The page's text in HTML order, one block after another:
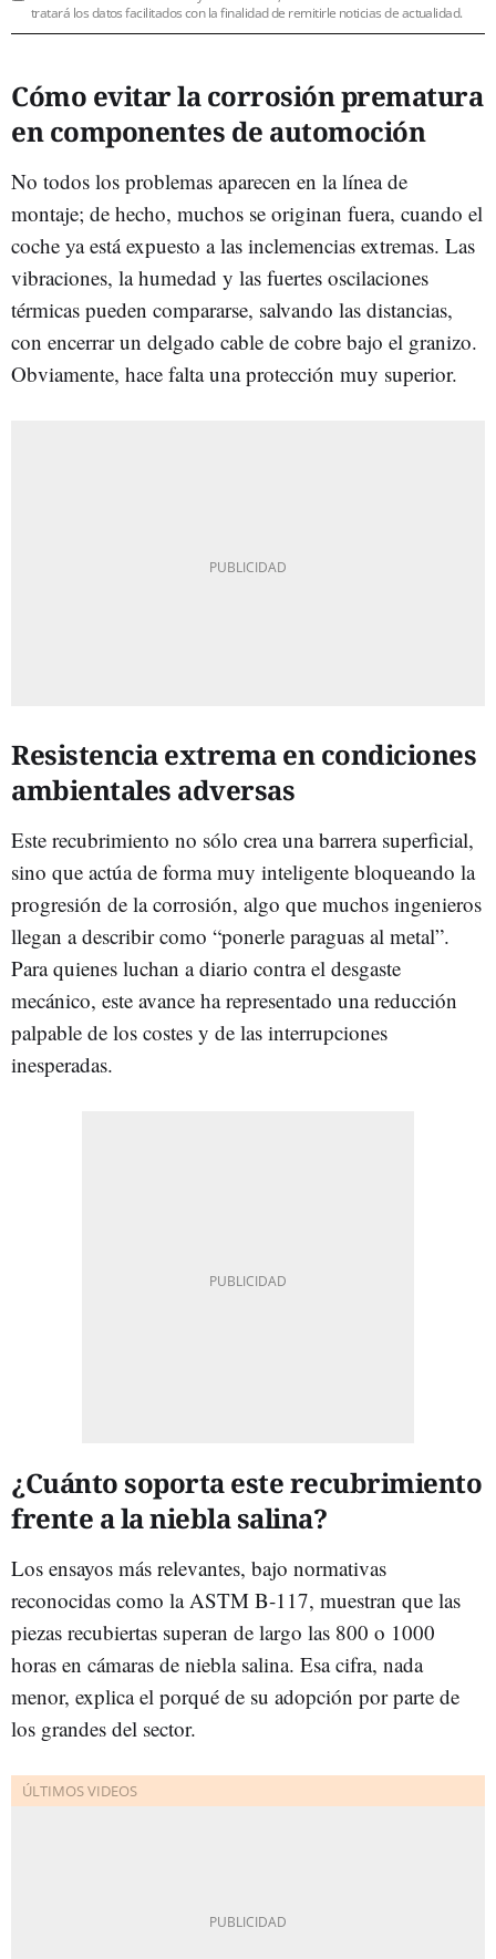
tratará los datos facilitados con la finalidad de remitirle noticias de actualidad.
Cómo evitar la corrosión prematura
en componentes de automoción
No todos los problemas aparecen en la línea de
montaje; de hecho, muchos se originan fuera, cuando el
coche ya está expuesto a las inclemencias extremas. Las
vibraciones, la humedad y las fuertes oscilaciones
térmicas pueden compararse, salvando las distancias,
con encerrar un delgado cable de cobre bajo el granizo.
Obviamente, hace falta una protección muy superior.
Resistencia extrema en condiciones
ambientales adversas
Este recubrimiento no sólo crea una barrera superficial,
sino que actúa de forma muy inteligente bloqueando la
progresión de la corrosión, algo que muchos ingenieros
llegan a describir como “ponerle paraguas al metal”.
Para quienes luchan a diario contra el desgaste
mecánico, este avance ha representado una reducción
palpable de los costes y de las interrupciones
inesperadas.
¿Cuánto soporta este recubrimiento
frente a la niebla salina?
Los ensayos más relevantes, bajo normativas
reconocidas como la ASTM B-117, muestran que las
piezas recubiertas superan de largo las 800 o 1000
horas en cámaras de niebla salina. Esa cifra, nada
menor, explica el porqué de su adopción por parte de
los grandes del sector.